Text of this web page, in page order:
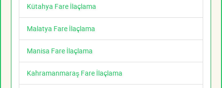
Kütahya Fare İlaçlama
Malatya Fare İlaçlama
Manisa Fare İlaçlama
Kahramanmaraş Fare İlaçlama